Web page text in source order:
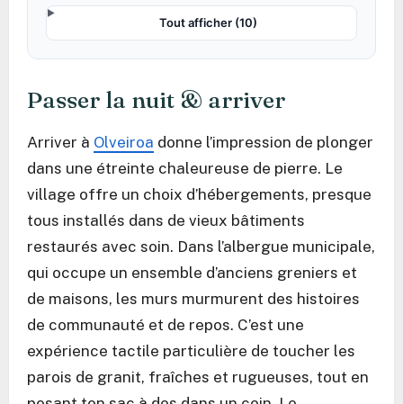
Tout afficher (10)
Passer la nuit & arriver
Arriver à Olveiroa donne l’impression de plonger
dans une étreinte chaleureuse de pierre. Le
village offre un choix d’hébergements, presque
tous installés dans de vieux bâtiments
restaurés avec soin. Dans l’albergue municipale,
qui occupe un ensemble d’anciens greniers et
de maisons, les murs murmurent des histoires
de communauté et de repos. C’est une
expérience tactile particulière de toucher les
parois de granit, fraîches et rugueuses, tout en